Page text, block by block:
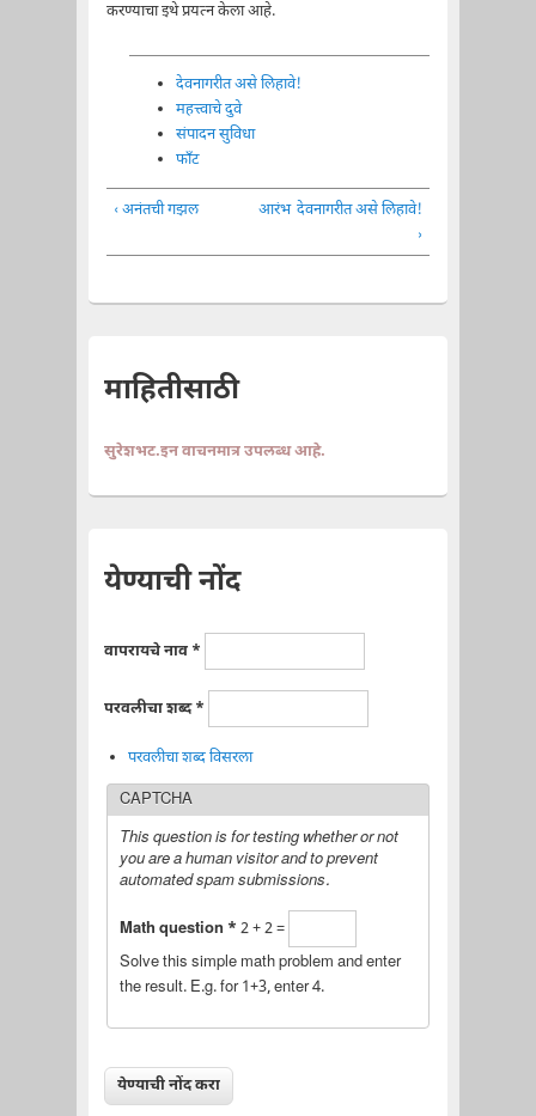
करण्याचा इथे प्रयत्न केला आहे.
देवनागरीत असे लिहावे!
महत्त्वाचे दुवे
संपादन सुविधा
फाँट
‹ अनंतची गझल आरंभ देवनागरीत असे लिहावे!
›
माहितीसाठी
सुरेशभट.इन वाचनमात्र उपलब्ध आहे.
येण्याची नोंद
वापरायचे नाव *
परवलीचा शब्द*
परवलीचा शब्द विसरला
CAPTCHA
This question is for testing whether or not
you are a human visitor and to prevent
automated spam submissions.
Math question * 2 + 2 =
Solve this simple math problem and enter
the result. E.g. for 1+3, enter 4.